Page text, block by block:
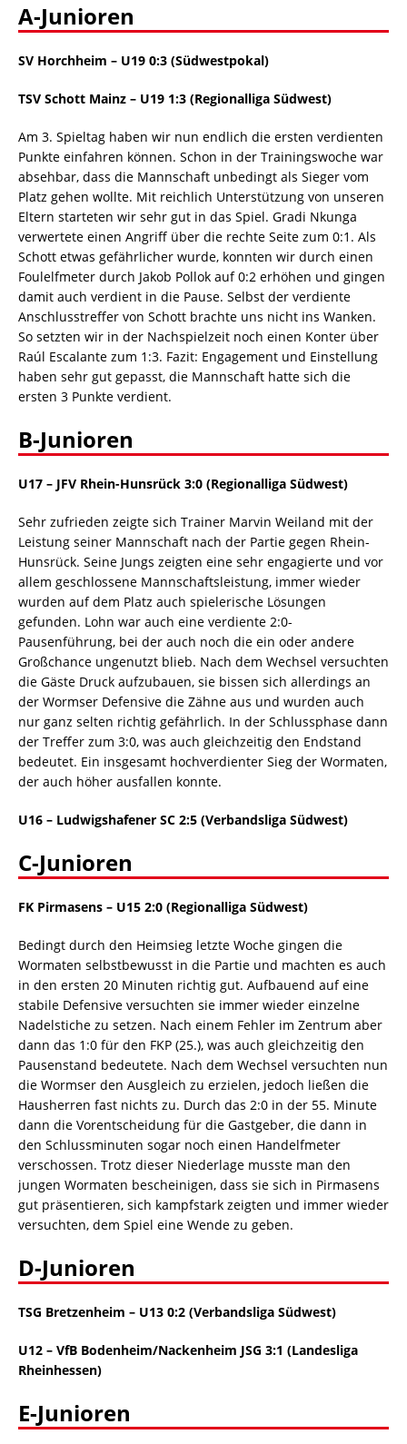
A-Junioren
SV Horchheim – U19 0:3 (Südwestpokal)
TSV Schott Mainz – U19 1:3 (Regionalliga Südwest)
Am 3. Spieltag haben wir nun endlich die ersten verdienten
Punkte einfahren können. Schon in der Trainingswoche war
absehbar, dass die Mannschaft unbedingt als Sieger vom
Platz gehen wollte. Mit reichlich Unterstützung von unseren
Eltern starteten wir sehr gut in das Spiel. Gradi Nkunga
verwertete einen Angriff über die rechte Seite zum 0:1. Als
Schott etwas gefährlicher wurde, konnten wir durch einen
Foulelfmeter durch Jakob Pollok auf 0:2 erhöhen und gingen
damit auch verdient in die Pause. Selbst der verdiente
Anschlusstreffer von Schott brachte uns nicht ins Wanken.
So setzten wir in der Nachspielzeit noch einen Konter über
Raúl Escalante zum 1:3. Fazit: Engagement und Einstellung
haben sehr gut gepasst, die Mannschaft hatte sich die
ersten 3 Punkte verdient.
B-Junioren
U17 – JFV Rhein-Hunsrück 3:0 (Regionalliga Südwest)
Sehr zufrieden zeigte sich Trainer Marvin Weiland mit der
Leistung seiner Mannschaft nach der Partie gegen Rhein-
Hunsrück. Seine Jungs zeigten eine sehr engagierte und vor
allem geschlossene Mannschaftsleistung, immer wieder
wurden auf dem Platz auch spielerische Lösungen
gefunden. Lohn war auch eine verdiente 2:0-
Pausenführung, bei der auch noch die ein oder andere
Großchance ungenutzt blieb. Nach dem Wechsel versuchten
die Gäste Druck aufzubauen, sie bissen sich allerdings an
der Wormser Defensive die Zähne aus und wurden auch
nur ganz selten richtig gefährlich. In der Schlussphase dann
der Treffer zum 3:0, was auch gleichzeitig den Endstand
bedeutet. Ein insgesamt hochverdienter Sieg der Wormaten,
der auch höher ausfallen konnte.
U16 – Ludwigshafener SC 2:5 (Verbandsliga Südwest)
C-Junioren
FK Pirmasens – U15 2:0 (Regionalliga Südwest)
Bedingt durch den Heimsieg letzte Woche gingen die
Wormaten selbstbewusst in die Partie und machten es auch
in den ersten 20 Minuten richtig gut. Aufbauend auf eine
stabile Defensive versuchten sie immer wieder einzelne
Nadelstiche zu setzen. Nach einem Fehler im Zentrum aber
dann das 1:0 für den FKP (25.), was auch gleichzeitig den
Pausenstand bedeutete. Nach dem Wechsel versuchten nun
die Wormser den Ausgleich zu erzielen, jedoch ließen die
Hausherren fast nichts zu. Durch das 2:0 in der 55. Minute
dann die Vorentscheidung für die Gastgeber, die dann in
den Schlussminuten sogar noch einen Handelfmeter
verschossen. Trotz dieser Niederlage musste man den
jungen Wormaten bescheinigen, dass sie sich in Pirmasens
gut präsentieren, sich kampfstark zeigten und immer wieder
versuchten, dem Spiel eine Wende zu geben.
D-Junioren
TSG Bretzenheim – U13 0:2 (Verbandsliga Südwest)
U12 – VfB Bodenheim/Nackenheim JSG 3:1 (Landesliga
Rheinhessen)
E-Junioren